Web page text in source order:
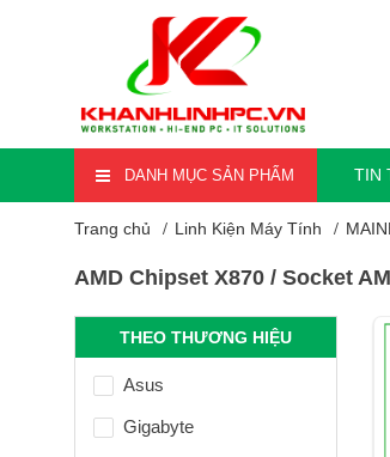
DANH MỤC SẢN PHẨM TIN
Trang chủ Linh Kiện Máy Tính
AMD Chipset X870 / Socket
THEO THƯƠNG HIỆU
Asus
Gigabyte